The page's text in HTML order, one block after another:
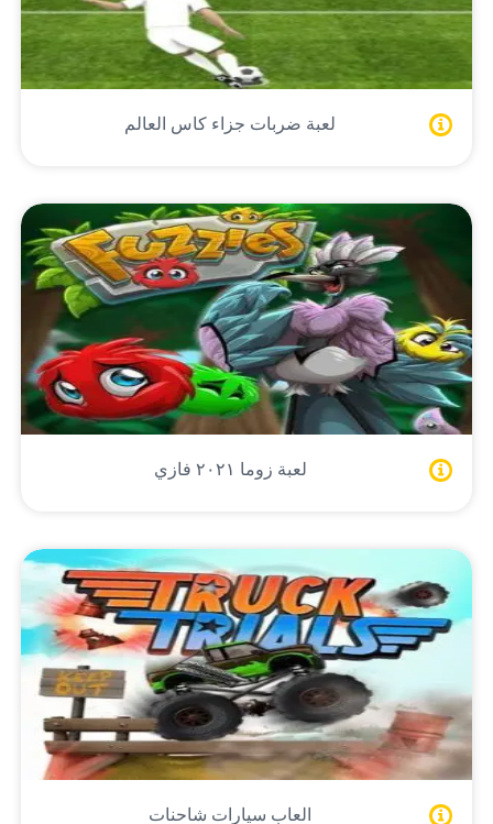
لعبة ضربات جزاء كاس العالم
لعبة زوما ٢٠٢١ فازي
العاب سيارات شاحنات